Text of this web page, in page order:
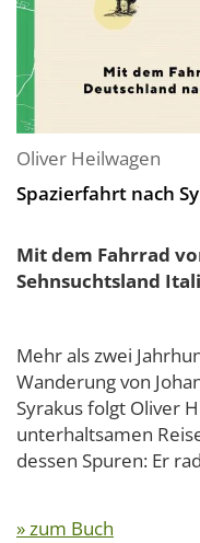
Oliver Heilwagen
Spazierfahrt nach
Mit dem Fahrrad
Sehnsuchtsland
Mehr als zwei
Wanderung von
Syrakus folgt Oliver
unterhaltsamen
dessen Spuren: Er
» zum Buch